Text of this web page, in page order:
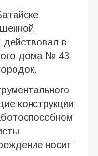
действовал в
дома № 43
конструкции
носит